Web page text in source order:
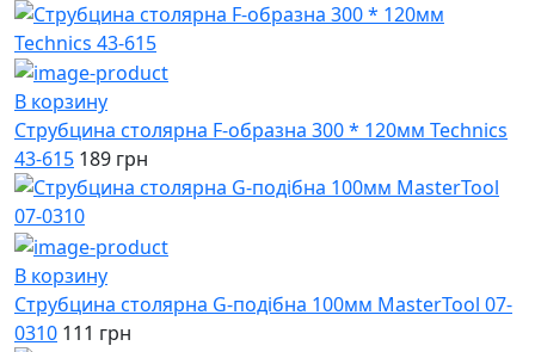
В корзину
Струбцина столярна F-образна 300 * 120мм Technics
43-615 189 грн
В корзину
Струбцина столярна G-подібна 100мм MasterTool 07-
0310 111 грн